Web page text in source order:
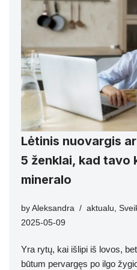
Lėtinis nuovargis
5 ženklai, kad tavo
mineralo
by Aleksandra aktualu,
2025-05-09
Yra rytų, kai išlipi iš lovos,
būtum pervargęs po ilgo